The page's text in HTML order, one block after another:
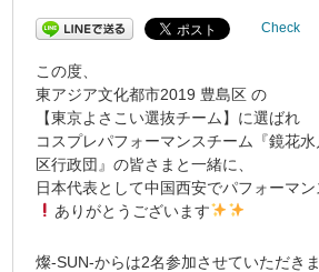
Check
この度、
東アジア文化都市2019 豊島区 の
【東京よさこい選抜チーム】に選ばれ
コスプレパフォーマンスチーム『鏡花
区行政団』の皆さまと一緒に、
日本代表として中国西安でパフォーマ
ありがとうございます
燦-SUN-からは2名参加させていただき